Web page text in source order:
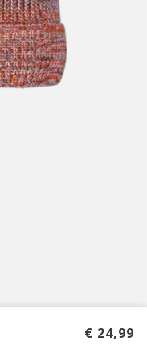
€ 24,99